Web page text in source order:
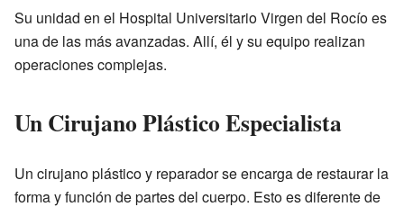
Su unidad en el Hospital Universitario Virgen del Rocío es
una de las más avanzadas. Allí, él y su equipo realizan
operaciones complejas.
Un Cirujano Plástico Especialista
Un cirujano plástico y reparador se encarga de restaurar la
forma y función de partes del cuerpo. Esto es diferente de